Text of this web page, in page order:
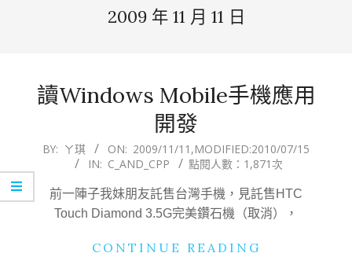
2009 年 11 月 11 日
讀Windows Mobile手機應用
開發
2009-
BY: ㄚ琪 ON: 2009/11/11 ,MODIFIED:2010/07/15
IN: C_AND_CPP 點閱人數：1,871次
前一陣子我妹朋友託售台灣手機，見託售HTC
Touch Diamond 3.5G完美鑽石機（取消），
CONTINUE READING